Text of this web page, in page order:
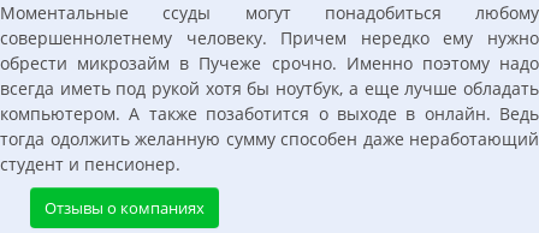
Моментальные ссуды могут понадобиться любому
совершеннолетнему человеку. Причем нередко ему нужно
обрести микрозайм в Пучеже срочно. Именно поэтому надо
всегда иметь под рукой хотя бы ноутбук, а еще лучше обладать
компьютером. А также позаботится о выходе в онлайн. Ведь
тогда одолжить желанную сумму способен даже неработающий
студент и пенсионер.
Отзывы о компаниях